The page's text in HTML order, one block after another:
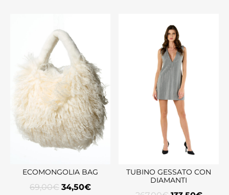
ECOMONGOLIA BAG
69,00€ 34,50€
TUBINO GESSATO CON
DIAMANTI